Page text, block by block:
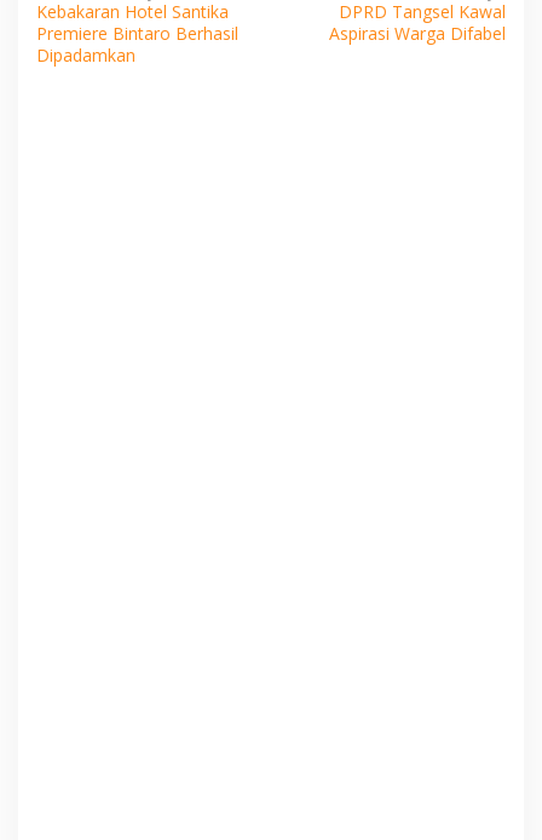
pos
Kebakaran Hotel Santika
Premiere Bintaro Berhasil
Dipadamkan
DPRD Tangsel Kawal
Aspirasi Warga Difabel